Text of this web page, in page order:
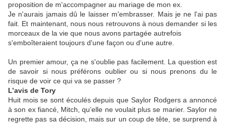
proposition de m'accompagner au mariage de mon ex.
Je n'aurais jamais dû le laisser m'embrasser. Mais je ne l'ai pas
fait. Et maintenant, nous nous retrouvons à nous demander si les
morceaux de la vie que nous avons partagée autrefois
s'emboîteraient toujours d'une façon ou d'une autre.
Un premier amour, ça ne s'oublie pas facilement. La question est
de savoir si nous préférons oublier ou si nous prenons du le
risque de voir ce qui va se passer ?
L’avis de Tory
Huit mois se sont écoulés depuis que Saylor Rodgers a annoncé
à son ex fiancé, Mitch, qu’elle ne voulait plus se marier. Saylor ne
regrette pas sa décision, mais sur un coup de tête, se surprend à